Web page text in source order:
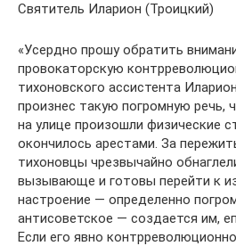
Святитель Иларион (Троицкий)
«Усердно прошу обратить
провокаторскую
тихоновского ассистента
произнес такую погромную речь,
на улице произошли физические
окончилось арестами. За
тихоновцы чрезвычайно
вызывающе и готовы перейти к
настроение — определенно
антисоветское — создается им,
Если его явно